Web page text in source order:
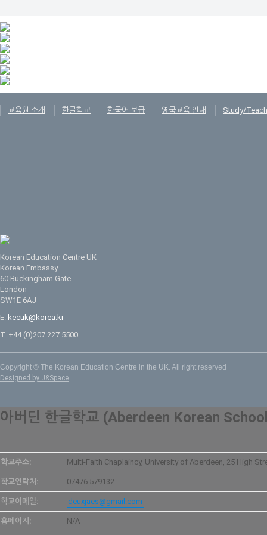
교육원 소개 한글학교 한국어 보급 영국교육 안내 Study/
Korean Education Centre UK
Korean Embassy
60 Buckingham Gate
London
SW1E 6AJ
E. kecuk@korea.kr
T. +44 (0)207 227 5500
Copyright © The Korean Education Centre in the UK. All right reserved
Designed by J&Space
아버딘 한글학교 (Aberdeen Korean
학교주소: Multi-Faith Chaplaincy, University of Aberdeen, 25 High
학교연락처: 07476 579132
학교이메일: deuxjaes@gmail.com
홈페이지: N/A